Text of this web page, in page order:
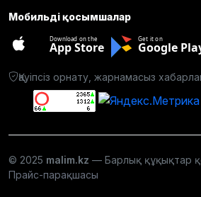
Мобильді қосымшалар
Download on the
App Store
Get it on
Google
Қауіпсіз орнату, жарнамасыз
© 2025 malim.kz — Барлық құқықтар
Прайс-парақшасы